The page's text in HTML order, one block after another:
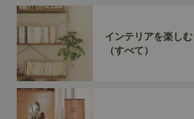
インテリアを楽しむ
（すべて）